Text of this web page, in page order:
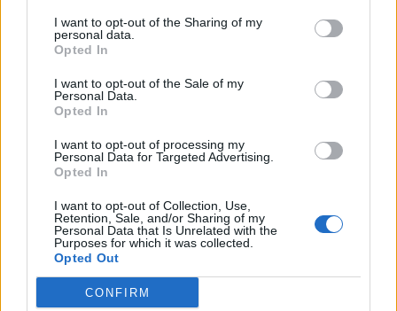
I want to opt-out of the Sharing of my
personal data.
Opted In
I want to opt-out of the Sale of my
Personal Data.
Opted In
I want to opt-out of processing my
Personal Data for Targeted Advertising.
Opted In
I want to opt-out of Collection, Use,
Retention, Sale, and/or Sharing of my
Personal Data that Is Unrelated with the
Purposes for which it was collected.
Opted Out
CONFIRM